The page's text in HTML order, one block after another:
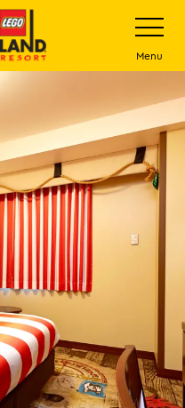
打
開
網
站
菜
單
Menu